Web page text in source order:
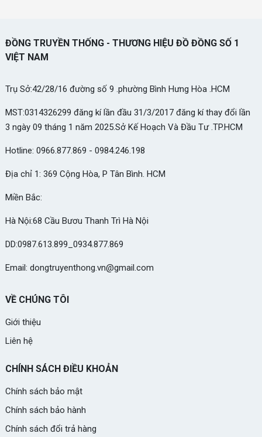
ĐỒNG TRUYỀN THỐNG - THƯƠNG HIỆU ĐỒ ĐỒNG SỐ 1
VIỆT NAM
Trụ Sở:42/28/16 đường số 9 .phường Bình Hưng Hòa .HCM
MST:0314326299 đăng kí lần đầu 31/3/2017 đăng kí thay đổi lần
3 ngày 09 tháng 1 năm 2025.Sở Kế Hoạch Và Đầu Tư .TP.HCM
Hotline: 0966.877.869 - 0984.246.198
Địa chỉ 1: 369 Cộng Hòa, P Tân Bình. HCM
Miền Bắc:
Hà Nội:68 Cầu Bươu Thanh Trì Hà Nội
DD:0987.613.899_0934.877.869
Email: dongtruyenthong.vn@gmail.com
VỀ CHÚNG TÔI
Giới thiệu
Liên hệ
CHÍNH SÁCH ĐIỀU KHOẢN
Chính sách bảo mật
Chính sách bảo hành
Chính sách đổi trả hàng